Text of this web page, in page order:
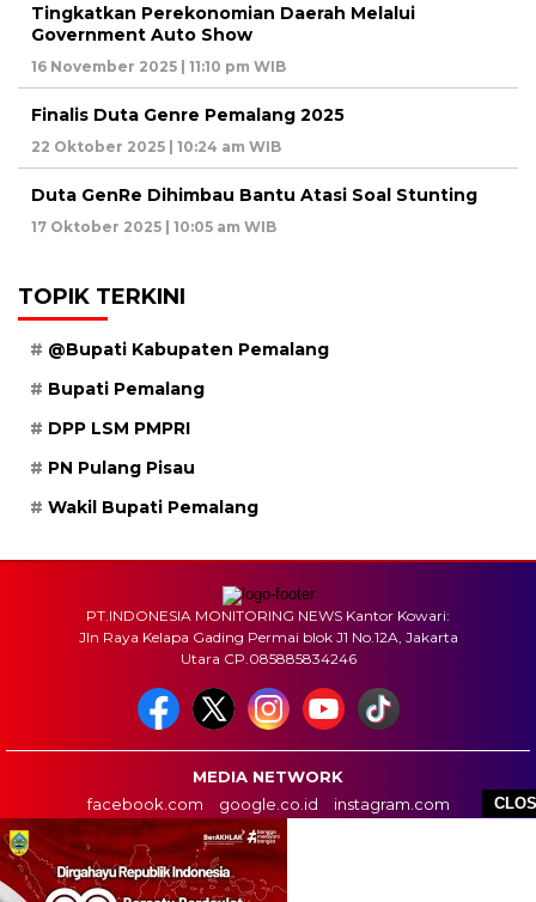
Tingkatkan Perekonomian Daerah Melalui
Government Auto Show
16 November 2025 | 11:10 pm WIB
Finalis Duta Genre Pemalang 2025
22 Oktober 2025 | 10:24 am WIB
Duta GenRe Dihimbau Bantu Atasi Soal Stunting
17 Oktober 2025 | 10:05 am WIB
TOPIK TERKINI
@Bupati Kabupaten Pemalang
Bupati Pemalang
DPP LSM PMPRI
PN Pulang Pisau
Wakil Bupati Pemalang
PT.INDONESIA MONITORING NEWS Kantor Kowari:
Jln Raya Kelapa Gading Permai blok J1 No.12A, Jakarta
Utara CP.085885834246
MEDIA NETWORK
facebook.com
google.co.id
instagram.com
web.whatsapp.com
HOME BOX REDAKSI